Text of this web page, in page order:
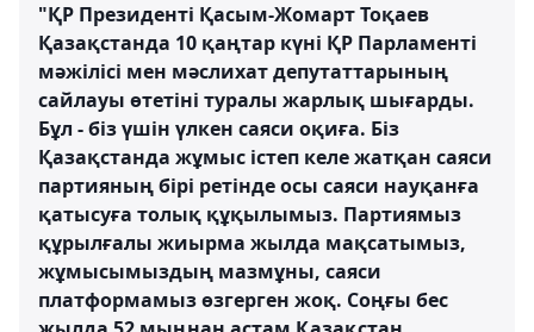
"ҚР Президенті Қасым-Жомарт Тоқаев
Қазақстанда 10 қаңтар күні ҚР Парламенті
мәжілісі мен мәслихат депутаттарының
сайлауы өтетіні туралы жарлық шығарды.
Бұл - біз үшін үлкен саяси оқиға. Біз
Қазақстанда жұмыс істеп келе жатқан саяси
партияның бірі ретінде осы саяси науқанға
қатысуға толық құқылымыз. Партиямыз
құрылғалы жиырма жылда мақсатымыз,
жұмысымыздың мазмұны, саяси
платформамыз өзгерген жоқ. Соңғы бес